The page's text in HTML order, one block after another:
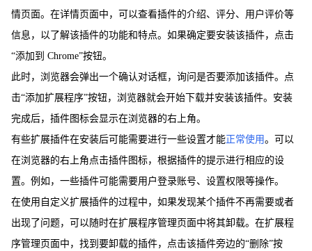
情页面。在详情页面中，可以查看插件的介绍、评分、用户评价等
信息，以了解该插件的功能和特点。如果确定要安装该插件，点击
“添加到 Chrome”按钮。
此时，浏览器会弹出一个确认对话框，询问是否要添加该插件。点
击“添加扩展程序”按钮，浏览器就会开始下载并安装该插件。安装
完成后，插件图标会显示在浏览器的右上角。
有些扩展插件在安装后可能需要进行一些设置才能正常使用。可以
在浏览器的右上角点击插件图标，根据插件的提示进行相应的设
置。例如，一些插件可能需要用户登录账号、设置权限等操作。
在使用自定义扩展插件的过程中，如果发现某个插件不再需要或者
出现了问题，可以随时在扩展程序管理页面中将其卸载。在扩展程
序管理页面中，找到要卸载的插件，点击该插件旁边的“删除”按